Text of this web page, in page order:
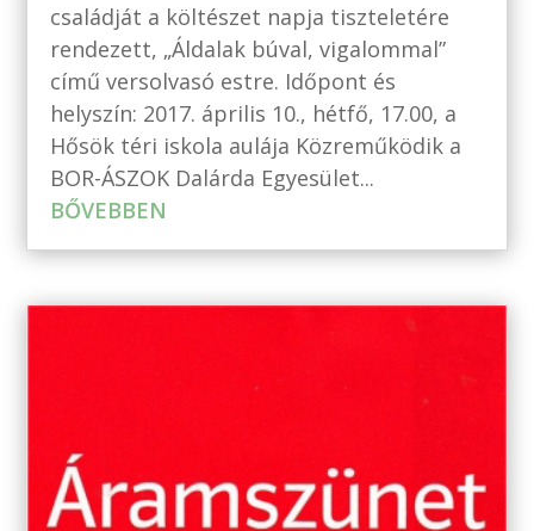
családját a költészet napja tiszteletére
rendezett, „Áldalak búval, vigalommal”
című versolvasó estre. Időpont és
helyszín: 2017. április 10., hétfő, 17.00, a
Hősök téri iskola aulája Közreműködik a
BOR-ÁSZOK Dalárda Egyesület...
BŐVEBBEN